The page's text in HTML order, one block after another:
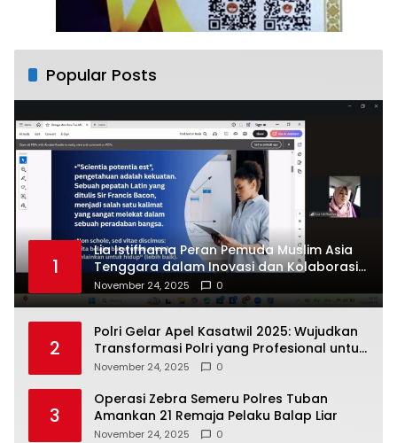
Popular Posts
1
Lia Istifhama Peran Pemuda Muslim Asia
Tenggara dalam Inovasi dan Kolaborasi
Internasional
November 24, 2025 0
2
Polri Gelar Apel Kasatwil 2025: Wujudkan
Transformasi Polri yang Profesional untuk
Masyarakat
November 24, 2025 0
3
Operasi Zebra Semeru Polres Tuban
Amankan 21 Remaja Pelaku Balap Liar
November 24, 2025 0